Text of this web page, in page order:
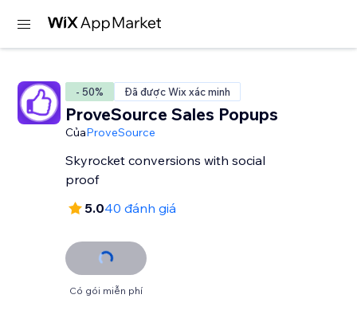
- 50% Đã được Wix xác minh
ProveSource Sales Popups
CủaProveSource
Skyrocket conversions with social
proof
5.040 đánh giá
Có gói miễn phí